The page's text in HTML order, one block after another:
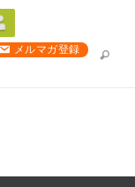
メルマガ登録